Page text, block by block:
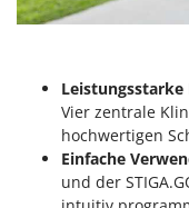
TecnoGen
Telwin
Tenco
Tineco
Titania
Leistungsstarke
Vier zentrale
hochwertigen
Einfache
und der